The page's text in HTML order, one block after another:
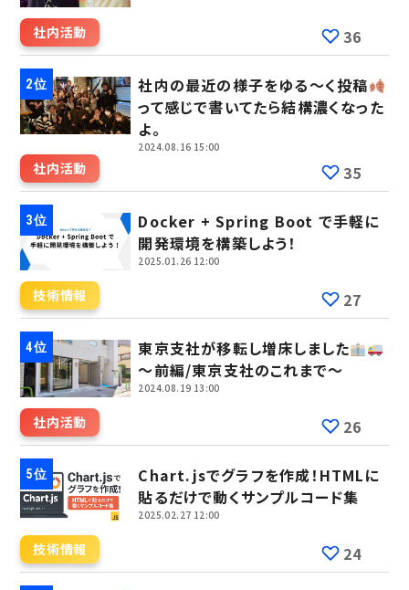
社内活動 36
社内の最近の様子をゆる～く投稿
って感じで書いてたら結構濃くなった
よ。
2024.08.16 15:00
社内活動 35
Docker + Spring Boot で手軽に
開発環境を構築しよう！
2025.01.26 12:00
技術情報 27
東京支社が移転し増床しました
～前編/東京支社のこれまで～
2024.08.19 13:00
社内活動 26
Chart.jsでグラフを作成！HTMLに
貼るだけで動くサンプルコード集
2025.02.27 12:00
技術情報 24